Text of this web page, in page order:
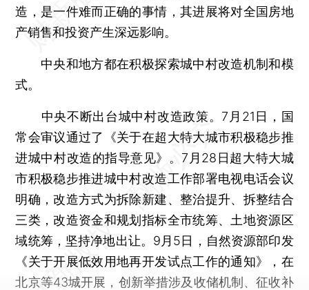
造，是一件难而正确的事情，其进展将对全国房地
产销售和投资产生深远影响。
中央和地方都在积极探索城中村改造机制和模
式。
中央不断出台城中村改造政策。7月21日，国
常会审议通过了《关于在超大特大城市积极稳步推
进城中村改造的指导意见》。7月28日超大特大城
市积极稳步推进城中村改造工作部署电视电话会议
明确，改造方式为拆除新建、整治提升、拆整结合
三类，改造资金和规划指标全市统筹、土地资源区
域统筹，坚持净地出让。9月5日，自然资源部印发
《关于开展低效用地再开发试点工作的通知》，在
北京等43城开展，创新举措涉及收储机制、征收补